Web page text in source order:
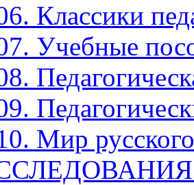
Классики
Учебные
Мир